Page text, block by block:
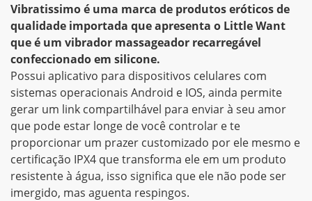
Vibratissimo é uma marca de produtos eróticos de
qualidade importada que apresenta o Little Want
que é um vibrador massageador recarregável
confeccionado em silicone.
Possui aplicativo para dispositivos celulares com
sistemas operacionais Android e IOS, ainda permite
gerar um link compartilhável para enviar à seu amor
que pode estar longe de você controlar e te
proporcionar um prazer customizado por ele mesmo e
certificação IPX4 que transforma ele em um produto
resistente à água, isso significa que ele não pode ser
imergido, mas aguenta respingos.